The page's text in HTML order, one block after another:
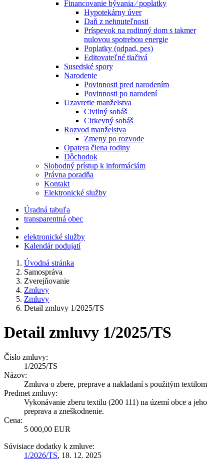
Financovanie bývania ⁄ poplatky
Hypotekárny úver
Daň z nehnuteľnosti
Príspevok na rodinný dom s takmer
nulovou spotrebou energie
Poplatky (odpad, pes)
Editovateľné tlačivá
Susedské spory
Narodenie
Povinnosti pred narodením
Povinnosti po narodení
Uzavretie manželstva
Civilný sobáš
Cirkevný sobáš
Rozvod manželstva
Zmeny po rozvode
Opatera člena rodiny
Dôchodok
Slobodný prístup k informáciám
Právna poradňa
Kontakt
Elektronické služby
Úradná tabuľa
transparentná obec
elektronické služby
Kalendár podujatí
Úvodná stránka
Samospráva
Zverejňovanie
Zmluvy
Zmluvy
Detail zmluvy 1/2025/TS
Detail zmluvy 1/2025/TS
Číslo zmluvy:
1/2025/TS
Názov:
Zmluva o zbere, preprave a nakladaní s použitým textilom
Predmet zmluvy:
Vykonávanie zberu textilu (200 111) na území obce a jeho
preprava a zneškodnenie.
Cena:
5 000,00 EUR
Súvisiace dodatky k zmluve:
1/2026/TS, 18. 12. 2025